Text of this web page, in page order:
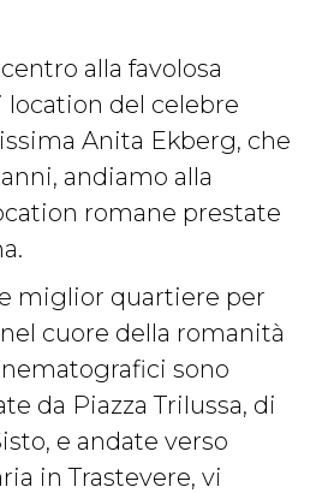
alla favolosa
location del celebre
Anita Ekberg, che
andiamo alla
romane prestate
miglior quartiere per
cuore della romanità
sono
da Piazza Trilussa, di
e andate verso
in Trastevere, vi